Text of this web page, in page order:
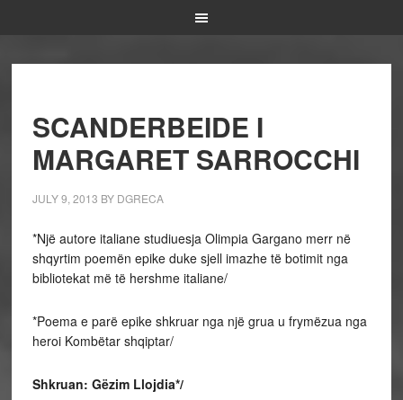
SCANDERBEIDE I
MARGARET SARROCCHI
JULY 9, 2013 BY DGRECA
*Një autore italiane studiuesja Olimpia Gargano merr në
shqyrtim poemën epike duke sjell imazhe të botimit nga
bibliotekat më të hershme italiane/
*Poema e parë epike shkruar nga një grua u frymëzua nga
heroi Kombëtar shqiptar/
Shkruan: Gëzim Llojdia*/